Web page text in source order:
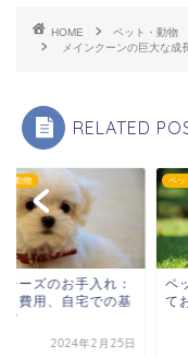
HOME
ペット・動物
メインクーンの巨大な成
RELATED
・動物
チーズのお手入れ：
、費用、自宅での基
ア
2024年2月25日
ペッ
ペ
て